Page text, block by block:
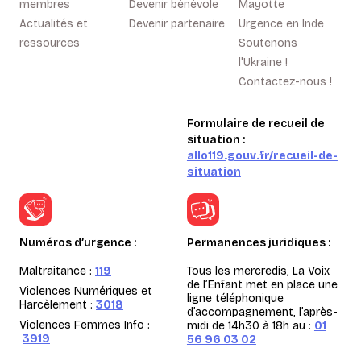
membres
Actualités et
ressources
Devenir bénévole
Devenir partenaire
Mayotte
Urgence en Inde
Soutenons
l'Ukraine !
Contactez-nous !
Formulaire de recueil de
situation :
allo119.gouv.fr/recueil-de-
situation
Numéros d’urgence :
Maltraitance : 119
Violences Numériques et
Harcèlement : 3018
Violences Femmes Info :
3919
Permanences juridiques :
Tous les mercredis, La Voix
de l’Enfant met en place une
ligne téléphonique
d’accompagnement, l’après-
midi de 14h30 à 18h au : 01
56 96 03 02